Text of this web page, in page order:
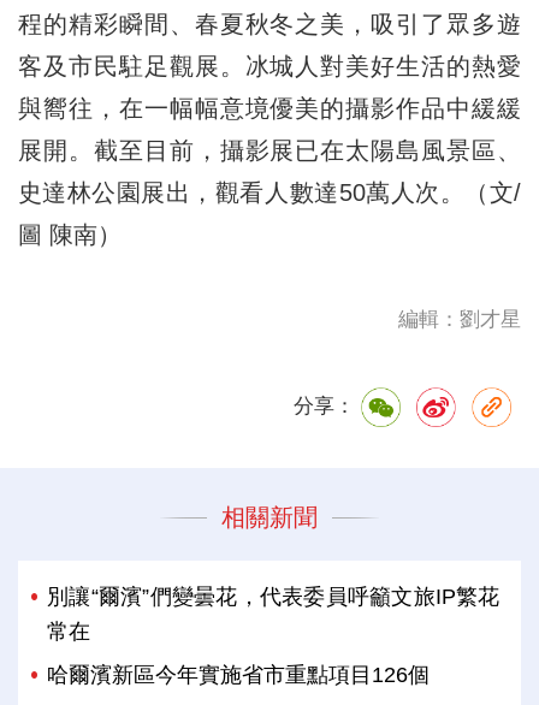
程的精彩瞬間、春夏秋冬之美，吸引了眾多遊
客及市民駐足觀展。冰城人對美好生活的熱愛
與嚮往，在一幅幅意境優美的攝影作品中緩緩
展開。截至目前，攝影展已在太陽島風景區、
史達林公園展出，觀看人數達50萬人次。（文/
圖 陳南）
編輯：劉才星
分享：
相關新聞
別讓“爾濱”們變曇花，代表委員呼籲文旅IP繁花
常在
哈爾濱新區今年實施省市重點項目126個